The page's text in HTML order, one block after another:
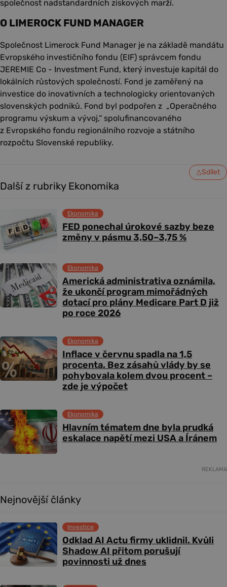
společnost nadstandardních ziskových marží.
O LIMEROCK FUND MANAGER
Společnost Limerock Fund Manager je na základě mandátu
Evropského investičního fondu (EIF) správcem fondu
JEREMIE Co - Investment Fund, který investuje kapitál do
lokálních růstových společností. Fond je zaměřený na
investice do inovativních a technologicky orientovaných
slovenských podniků. Fond byl podpořen z „Operačného
programu výskum a vývoj,“ spolufinancovaného
z Evropského fondu regionálního rozvoje a státního
rozpočtu Slovenské republiky.
Sdílet
Další z rubriky Ekonomika
FED ponechal úrokové sazby beze
změny v pásmu 3,50–3,75 %
Ekonomika
Americká administrativa oznámila,
že ukončí program mimořádných
dotací pro plány Medicare Part D již
po roce 2026
Ekonomika
Inflace v červnu spadla na 1,5
procenta. Bez zásahů vlády by se
pohybovala kolem dvou procent –
zde je výpočet
Ekonomika
Hlavním tématem dne byla prudká
eskalace napětí mezi USA a Íránem
Ekonomika
REKLAMA
Nejnovější články
Odklad AI Actu firmy uklidnil. Kvůli
Shadow AI přitom porušují
povinnosti už dnes
Investice